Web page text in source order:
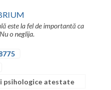
este la fel de importantă ca
o neglija.
psihologice atestate